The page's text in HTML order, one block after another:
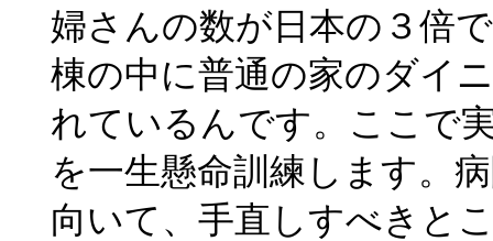
婦さんの数が日本の３倍
棟の中に普通の家のダイ
れているんです。ここで
を一生懸命訓練します。
向いて、手直しすべきと